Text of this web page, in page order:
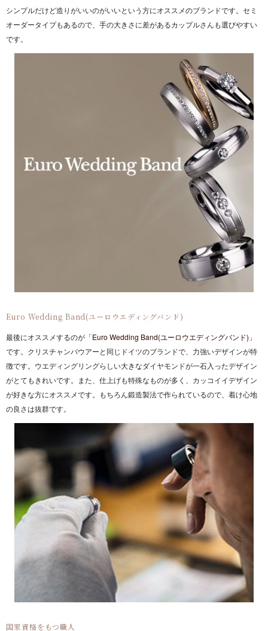
シンプルだけど造りがいいのがいいという方にオススメのブランドです。セミ
オーダータイプもあるので、手の大きさに差があるカップルさんも選びやすい
です。
Euro Wedding Band(ユーロウエディングバンド)
最後にオススメするのが「Euro Wedding Band(ユーロウエディングバンド) 」
です。クリスチャンバウアーと同じドイツのブランドで、力強いデザインが特
徴です。ウエディングリングらしい大きなダイヤモンドが一石入ったデザイン
がとてもきれいです。また、仕上げも特殊なものが多く、カッコイイデザイン
が好きな方にオススメです。もちろん鍛造製法で作られているので、着け心地
の良さは抜群です。
国家資格をもつ職人